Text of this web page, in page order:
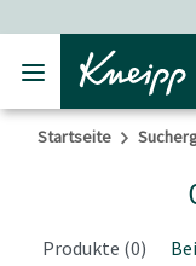
Startseite
Produkte (0)